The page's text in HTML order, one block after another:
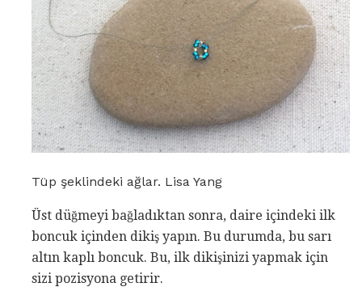
Tüp şeklindeki ağlar. Lisa Yang
Üst düğmeyi bağladıktan sonra, daire içindeki ilk
boncuk içinden dikiş yapın. Bu durumda, bu sarı
altın kaplı boncuk. Bu, ilk dikişinizi yapmak için
sizi pozisyona getirir.